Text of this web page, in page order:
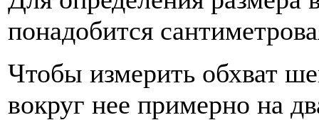
понадобится
Чтобы измерить обхват
вокруг нее примерно на